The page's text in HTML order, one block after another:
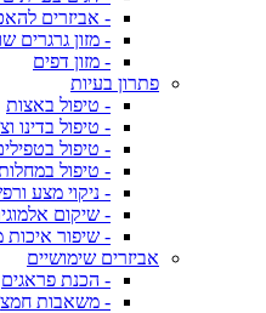
- אביזרים
- מזון גרגרים
- מזון דפים
פתרון בעיות
- טיפול באצות
- טיפול בדינו
- טיפול
- טיפול
- ניקוי מצע
- שיקום
- שיפור איכות
אביזרים שימושיים
- הכנת פראגים
- משאבות חמצן